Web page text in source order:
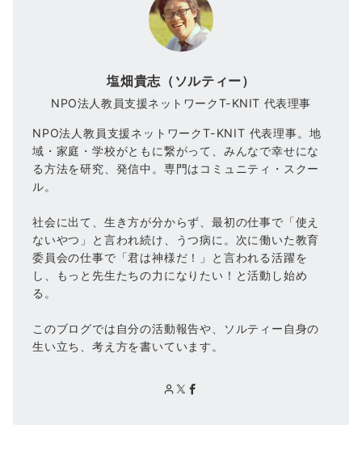
塩畑貴志（ソルティー）
NPO法人教員支援ネットワークT-KNIT 代表理事
NPO法人教員支援ネットワークT-KNIT 代表理事。地
域・家庭・学校がともに繋がって、みんなで幸せにな
る方法を研究、発信中。専門はコミュニティ・スクー
ル。
社会に出て、生き方が分からず、最初の仕事で「使え
ないやつ」と言われ続け、うつ病に。次に働いた教育
委員会の仕事で「君は神様だ！」と言われる活躍を
し、もっと先生たちの力になりたい！と活動し始め
る。
このブログでは自分の活動報告や、ソルティー自身の
生い立ち、考え方を書いています。